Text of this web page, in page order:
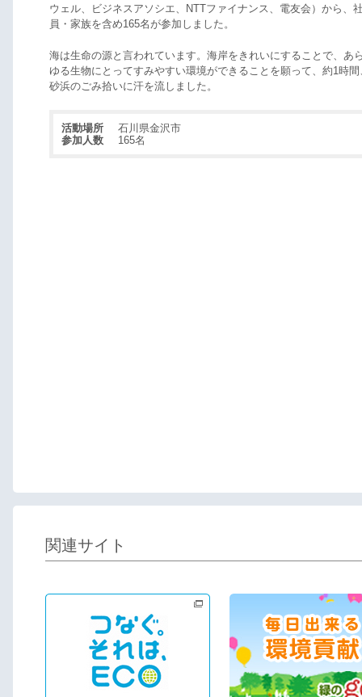
ウェル、ビジネスアソシエ、NTTファイナンス、電友会）から、
員・家族を含め165名が参加しました。
海は生命の源と言われています。海岸をきれいにすることで、あ
ゆる生物にとってすみやすい環境ができることを願って、約1時間
砂浜のごみ拾いに汗を流しました。
活動場所
石川県金沢市
参加人数
165名
関連サイト